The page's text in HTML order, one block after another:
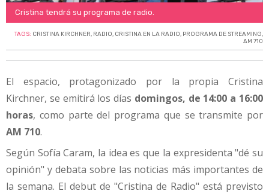
Cristina tendrá su programa de radio.
TAGS: CRISTINA KIRCHNER, RADIO, CRISTINA EN LA RADIO, PROGRAMA DE STREAMING,
AM 710
El espacio, protagonizado por la propia Cristina
Kirchner, se emitirá los días domingos, de 14:00 a 16:00
horas, como parte del programa que se transmite por
AM 710.
Según Sofía Caram, la idea es que la expresidenta "dé su
opinión" y debata sobre las noticias más importantes de
la semana. El debut de "Cristina de Radio" está previsto